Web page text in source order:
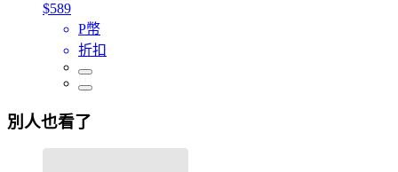
$589
P幣
折扣
別人也看了